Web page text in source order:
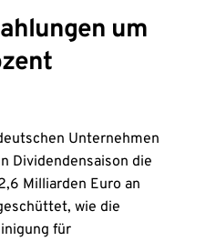
um
Unternehmen
Dividendensaison die
Milliarden Euro an
wie die
für